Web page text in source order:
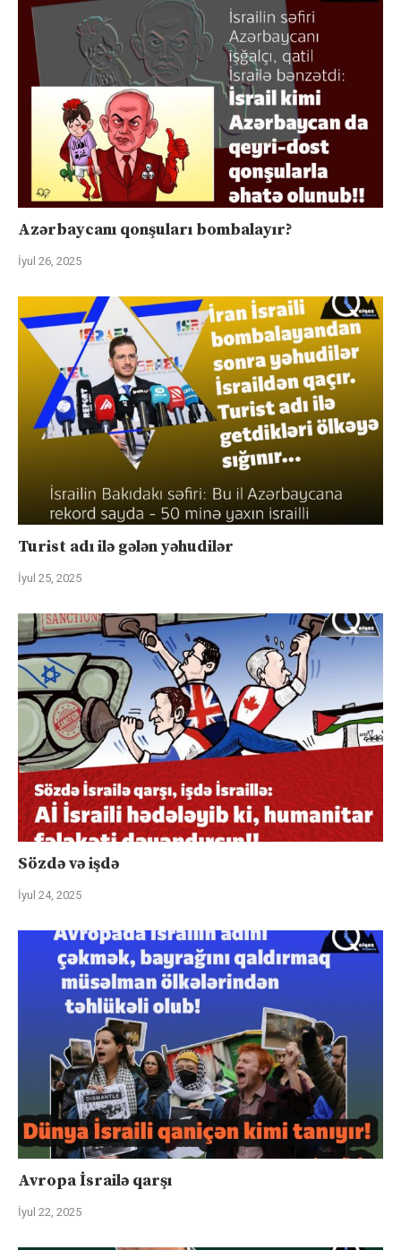
Azərbaycanı qonşuları bombalayır?
İyul 26, 2025
Turist adı ilə gələn yəhudilər
İyul 25, 2025
Sözdə və işdə
İyul 24, 2025
Avropa İsrailə qarşı
İyul 22, 2025